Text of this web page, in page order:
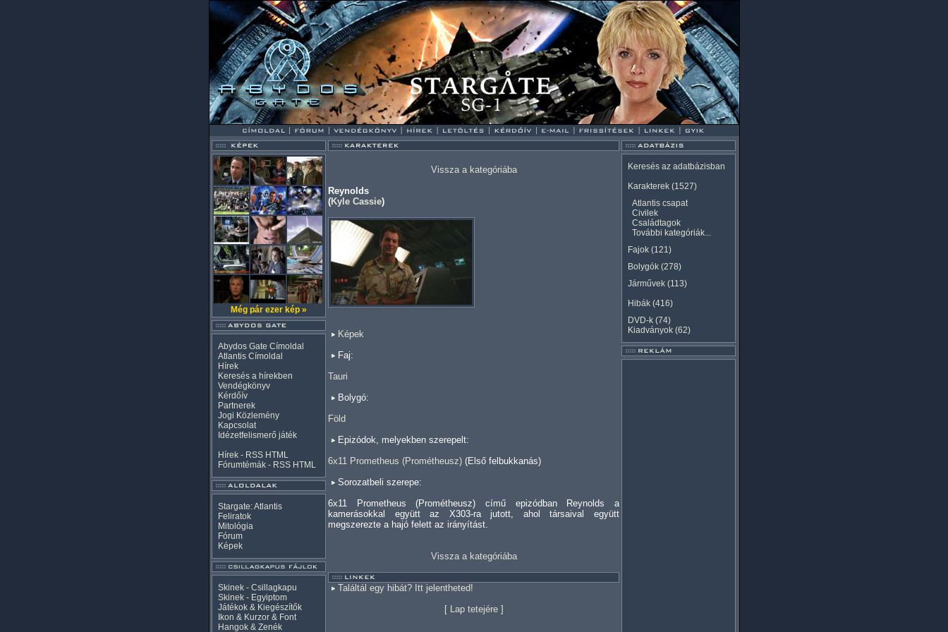
Még pár ezer kép »
Abydos Gate Címoldal
Atlantis Címoldal
Hírek
Keresés a hírekben
Vendégkönyv
Kérdőív
Partnerek
Jogi Közlemény
Kapcsolat
Idézetfelismerő játék
Hírek - RSS HTML
Fórumtémák - RSS HTML
Stargate: Atlantis
Feliratok
Mitológia
Fórum
Képek
Skinek - Csillagkapu
Skinek - Egyiptom
Játékok & Kiegészítők
Ikon & Kurzor & Font
Hangok & Zenék
Vissza a kategóriába
Reynolds
(Kyle Cassie)
Képek
Faj:
Tauri
Bolygó:
Föld
Epizódok, melyekben szerepelt:
6x11 Prometheus (Prométheusz) (Első felbukkanás)
Sorozatbeli szerepe:
6x11 Prometheus (Prométheusz) című epizódban Reynolds a
kamerásokkal együtt az X303-ra jutott, ahol társaival együtt
megszerezte a hajó felett az irányítást.
Vissza a kategóriába
Találtál egy hibát? Itt jelentheted!
[ Lap tetejére]
Keresés az adatbázisban
Karakterek (1527)
Atlantis csapat
Civilek
Családtagok
További kategóriák...
Fajok (121)
Bolygók (278)
Járművek (113)
Hibák (416)
DVD-k (74)
Kiadványok (62)